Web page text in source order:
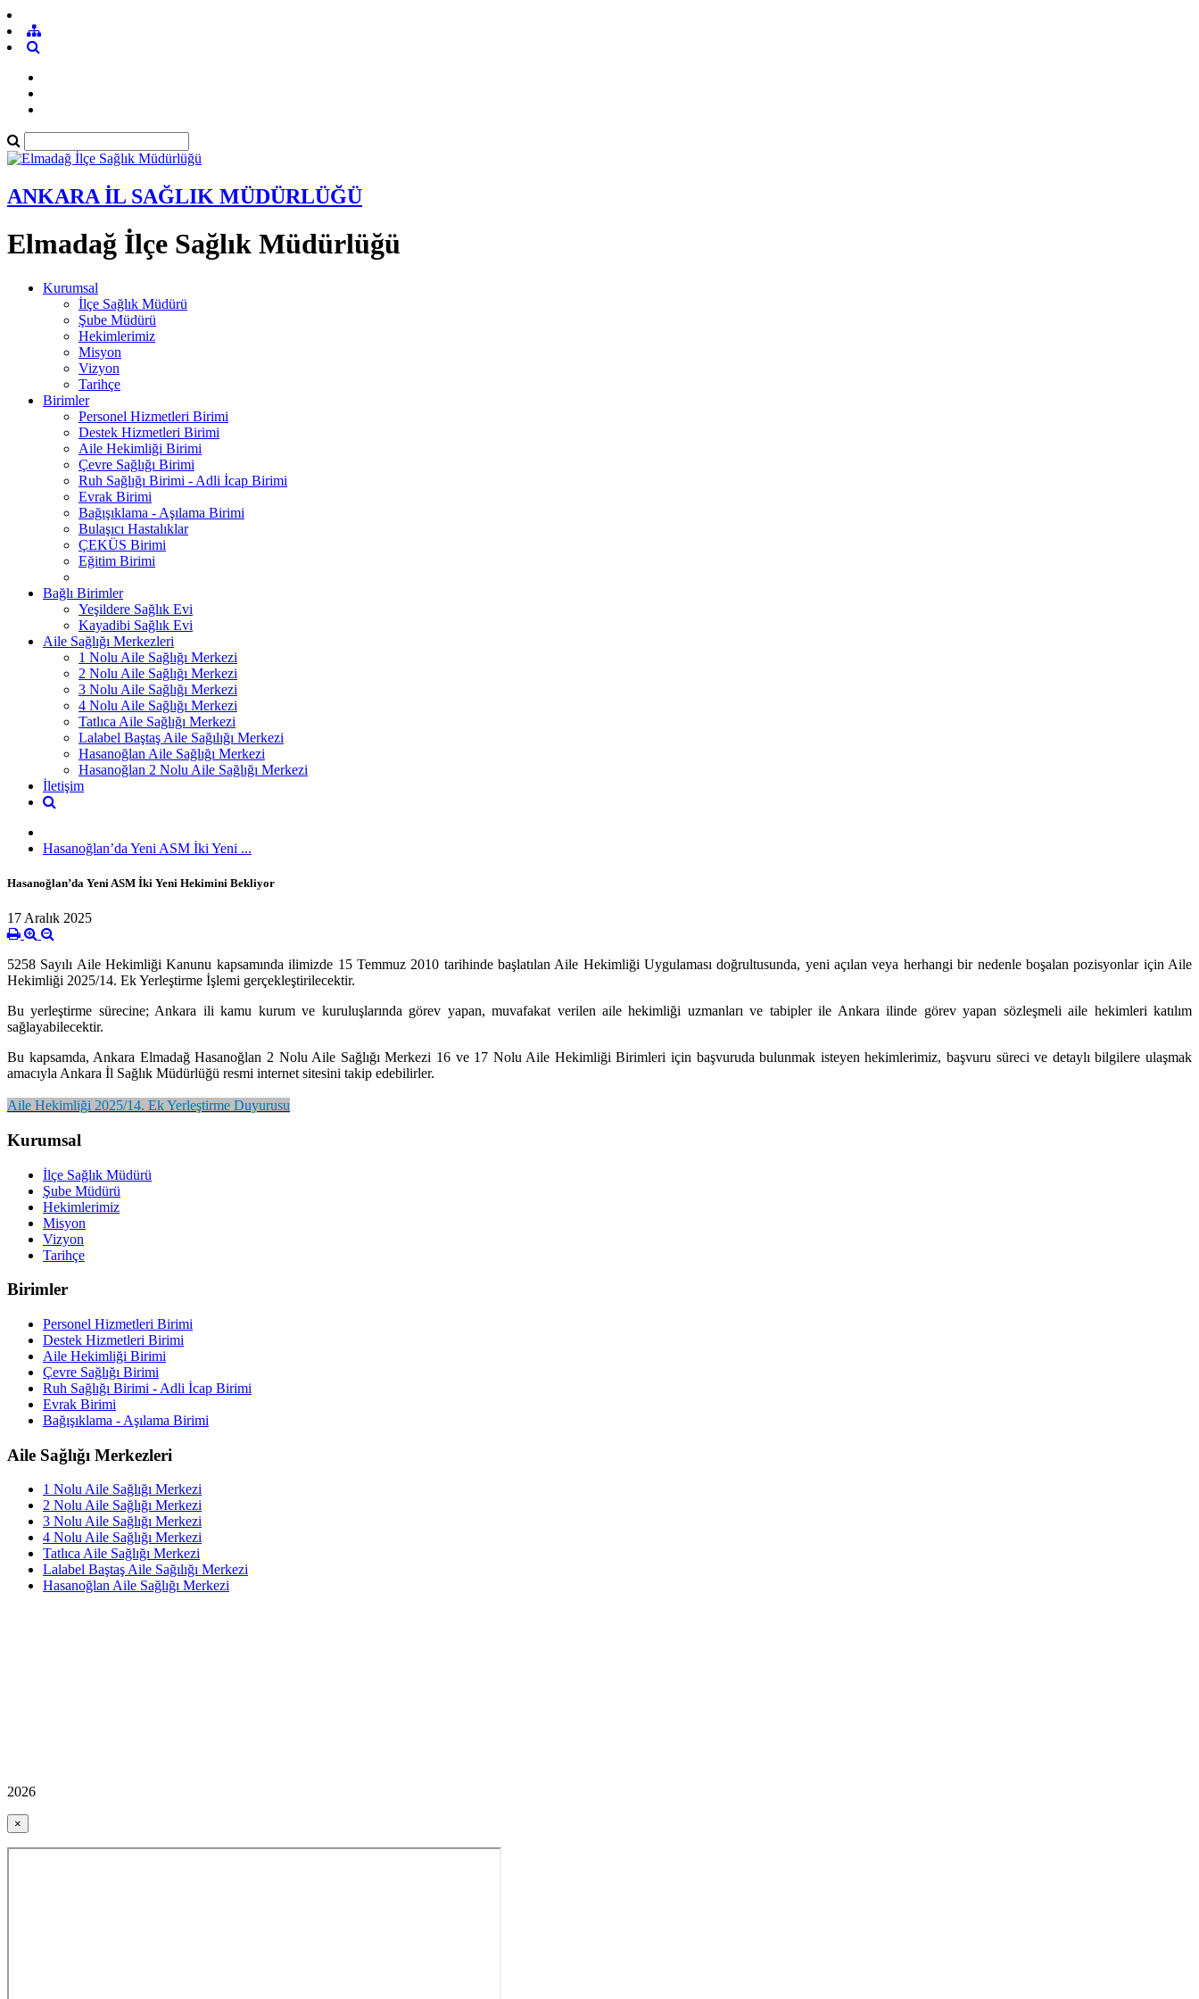
ANKARA İL SAĞLIK MÜDÜRLÜĞÜ
Elmadağ İlçe Sağlık Müdürlüğü
Kurumsal
İlçe Sağlık Müdürü
Şube Müdürü
Hekimlerimiz
Misyon
Vizyon
Tarihçe
Birimler
Personel Hizmetleri Birimi
Destek Hizmetleri Birimi
Aile Hekimliği Birimi
Çevre Sağlığı Birimi
Ruh Sağlığı Birimi - Adli İcap Birimi
Evrak Birimi
Bağışıklama - Aşılama Birimi
Bulaşıcı Hastalıklar
ÇEKÜS Birimi
Eğitim Birimi
Bağlı Birimler
Yeşildere Sağlık Evi
Kayadibi Sağlık Evi
Aile Sağlığı Merkezleri
1 Nolu Aile Sağlığı Merkezi
2 Nolu Aile Sağlığı Merkezi
3 Nolu Aile Sağlığı Merkezi
4 Nolu Aile Sağlığı Merkezi
Tatlıca Aile Sağlığı Merkezi
Lalabel Baştaş Aile Sağılığı Merkezi
Hasanoğlan Aile Sağlığı Merkezi
Hasanoğlan 2 Nolu Aile Sağlığı Merkezi
İletişim
Hasanoğlan’da Yeni ASM İki Yeni ...
Hasanoğlan’da Yeni ASM İki Yeni Hekimini Bekliyor
17 Aralık 2025
5258 Sayılı Aile Hekimliği Kanunu kapsamında ilimizde 15 Temmuz 2010 tarihinde başlatılan Aile Hekimliği Uygulaması doğrultusunda, yeni açılan veya herhangi bir nedenle boşalan pozisyonlar için Aile
Hekimliği 2025/14. Ek Yerleştirme İşlemi gerçekleştirilecektir.
Bu yerleştirme sürecine; Ankara ili kamu kurum ve kuruluşlarında görev yapan, muvafakat verilen aile hekimliği uzmanları ve tabipler ile Ankara ilinde görev yapan sözleşmeli aile hekimleri katılım
sağlayabilecektir.
Bu kapsamda, Ankara Elmadağ Hasanoğlan 2 Nolu Aile Sağlığı Merkezi 16 ve 17 Nolu Aile Hekimliği Birimleri için başvuruda bulunmak isteyen hekimlerimiz, başvuru süreci ve detaylı bilgilere ulaşmak
amacıyla Ankara İl Sağlık Müdürlüğü resmi internet sitesini takip edebilirler.
Aile Hekimliği 2025/14. Ek Yerleştirme Duyurusu
Kurumsal
İlçe Sağlık Müdürü
Şube Müdürü
Hekimlerimiz
Misyon
Vizyon
Tarihçe
Birimler
Personel Hizmetleri Birimi
Destek Hizmetleri Birimi
Aile Hekimliği Birimi
Çevre Sağlığı Birimi
Ruh Sağlığı Birimi - Adli İcap Birimi
Evrak Birimi
Bağışıklama - Aşılama Birimi
Aile Sağlığı Merkezleri
1 Nolu Aile Sağlığı Merkezi
2 Nolu Aile Sağlığı Merkezi
3 Nolu Aile Sağlığı Merkezi
4 Nolu Aile Sağlığı Merkezi
Tatlıca Aile Sağlığı Merkezi
Lalabel Baştaş Aile Sağılığı Merkezi
Hasanoğlan Aile Sağlığı Merkezi
2026
×